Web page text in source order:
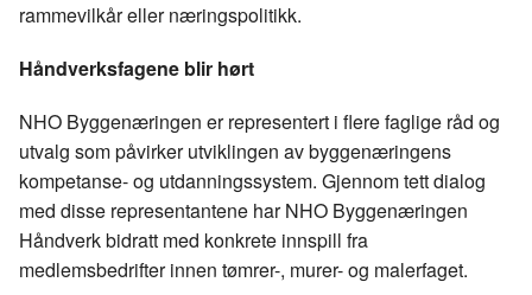
rammevilkår eller næringspolitikk.
Håndverksfagene blir hørt
NHO Byggenæringen er representert i flere faglige råd og
utvalg som påvirker utviklingen av byggenæringens
kompetanse- og utdanningssystem. Gjennom tett dialog
med disse representantene har NHO Byggenæringen
Håndverk bidratt med konkrete innspill fra
medlemsbedrifter innen tømrer-, murer- og malerfaget.